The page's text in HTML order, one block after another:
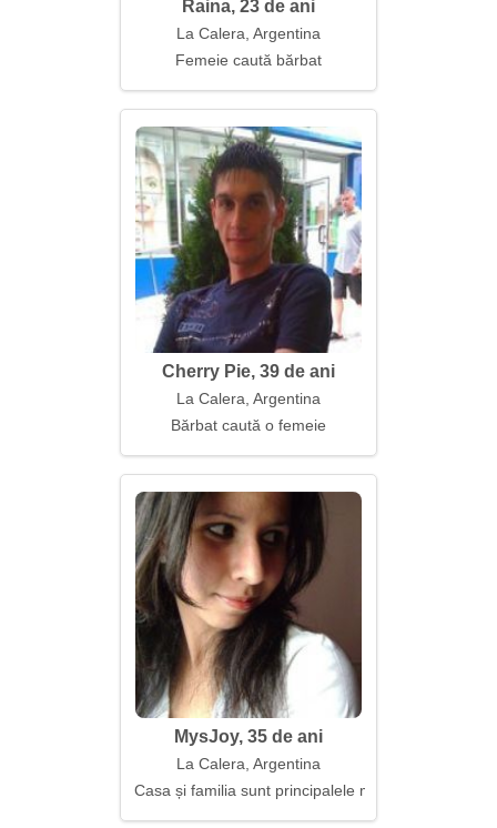
Raina, 23 de ani
La Calera, Argentina
Femeie caută bărbat
Cherry Pie, 39 de ani
La Calera, Argentina
Bărbat caută o femeie
MysJoy, 35 de ani
La Calera, Argentina
Casa și familia sunt principalele mele valori